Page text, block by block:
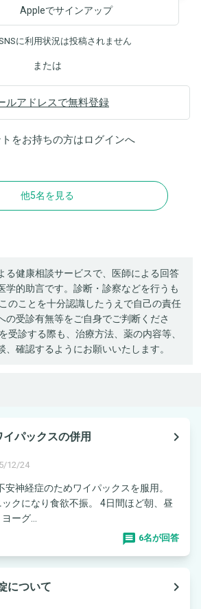
。
Appleでサインアップ
に利用状況は投稿されません
または
ルアドレスで無料登録
をお持ちの方はログインへ
他5名を見る
る健康相談サービスで、医師による回答
学的助言です。診断・診察などを行うも
のことを十分認識したうえで自己の責任
の受診有無等をご自身でご判断くださ
受診する際も、治療方法、薬の内容等、
、確認するようにお願いいたします。
イパックスの併用
navigate_next
12/24
安神経症のためワイパックスを服用。
クになり食欲不振。 4日間ほど朝、昼
ーグ...
6名が回答
について
navigate_next